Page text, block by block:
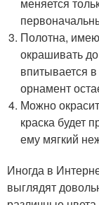
Полотна,
окрашивать
впитывается
орнамент
Можно
краска будет
ему мягкий
Иногда в
выглядят